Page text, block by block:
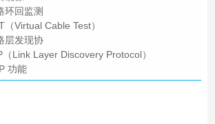
环回监测
（Virtual Cable Test）
层发现协
Link Layer Discovery Protocol）
功能